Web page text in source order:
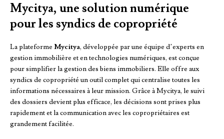
Mycitya, une solution numérique
pour les syndics de copropriété
La plateforme Mycitya, développée par une équipe d’experts en
gestion immobilière et en technologies numériques, est conçue
pour simplifier la gestion des biens immobiliers. Elle offre aux
syndics de copropriété un outil complet qui centralise toutes les
informations nécessaires à leur mission. Grâce à Mycitya, le suivi
des dossiers devient plus efficace, les décisions sont prises plus
rapidement et la communication avec les copropriétaires est
grandement facilitée.